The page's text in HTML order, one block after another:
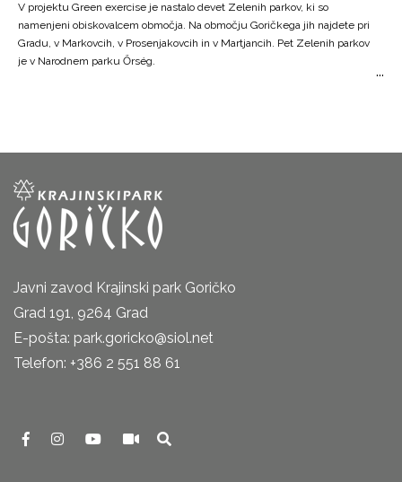
V projektu Green exercise je nastalo devet Zelenih parkov, ki so
namenjeni obiskovalcem območja. Na območju Goričkega jih najdete pri
Gradu, v Markovcih, v Prosenjakovcih in v Martjancih. Pet Zelenih parkov
je v Narodnem parku Őrség.
Javni zavod Krajinski park Goričko
Grad 191, 9264 Grad
E-pošta: park.goricko@siol.net
Telefon: +386 2 551 88 61